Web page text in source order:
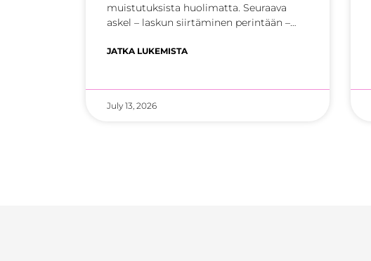
muistutuksista huolimatta. Seuraava
askel – laskun siirtäminen perintään –
JATKA LUKEMISTA
July 13, 2026